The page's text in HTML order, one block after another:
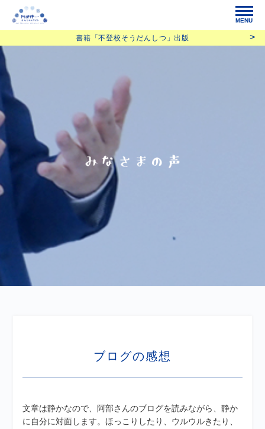
MENU
書籍「不登校そうだんしつ」出版
ブログの感想
文章は静かなので、阿部さんのブログを読みながら、静か
に自分に対面します。ほっこりしたり、ウルウルきたり、